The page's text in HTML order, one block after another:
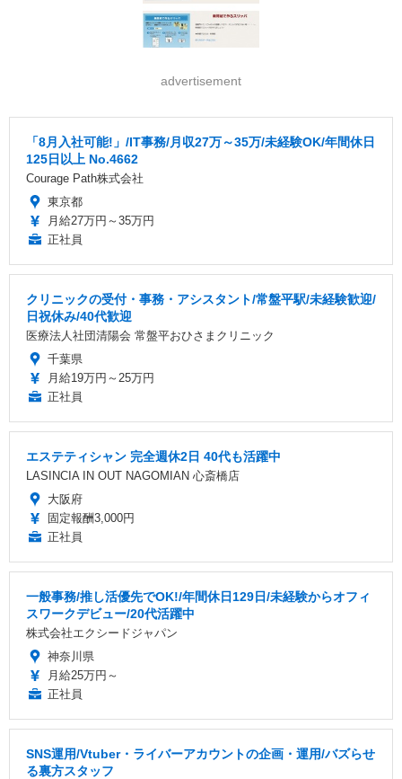
advertisement
「8月入社可能!」/IT事務/月収27万～35万/未経験OK/年間休日
125日以上 No.4662
Courage Path株式会社
東京都
月給27万円～35万円
正社員
クリニックの受付・事務・アシスタント/常盤平駅/未経験歓迎/
日祝休み/40代歓迎
医療法人社団清陽会 常盤平おひさまクリニック
千葉県
月給19万円～25万円
正社員
エステティシャン 完全週休2日 40代も活躍中
LASINCIA IN OUT NAGOMIAN 心斎橋店
大阪府
固定報酬3,000円
正社員
一般事務/推し活優先でOK!/年間休日129日/未経験からオフィ
スワークデビュー/20代活躍中
株式会社エクシードジャパン
神奈川県
月給25万円～
正社員
SNS運用/Vtuber・ライバーアカウントの企画・運用/バズらせ
る裏方スタッフ